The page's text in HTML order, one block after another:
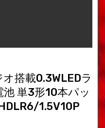
搭載0.3WLEDラ
単3形10本パッ
1.5V10P